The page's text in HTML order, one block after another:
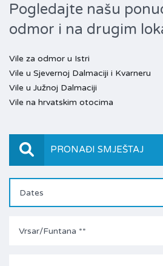
Pogledajte našu
odmor i na drugim
Vile za odmor u Istri
Vile u Sjevernoj Dalmaciji i Kvarneru
Vile u Južnoj Dalmaciji
Vile na hrvatskim otocima
PRONAĐI SMJEŠTAJ
Vrsar/Funtana **